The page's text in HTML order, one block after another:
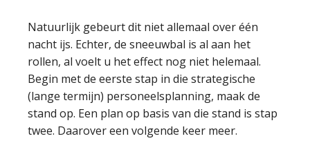
Natuurlijk gebeurt dit niet allemaal over één
nacht ijs. Echter, de sneeuwbal is al aan het
rollen, al voelt u het effect nog niet helemaal.
Begin met de eerste stap in die strategische
(lange termijn) personeelsplanning, maak de
stand op. Een plan op basis van die stand is stap
twee. Daarover een volgende keer meer.